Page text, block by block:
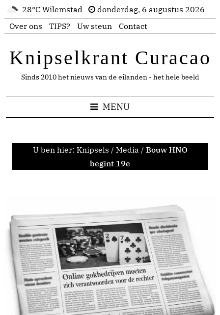
28°C Wilemstad
donderdag, 6 augustus 2026
Over ons
TIPS? Uw steun Contact
Knipselkrant Curacao
Sinds 2010 het nieuws van de eilanden - het hele beeld
MENU
U ben hier: Knipsels / Media / Bouw HNO
begint 19e